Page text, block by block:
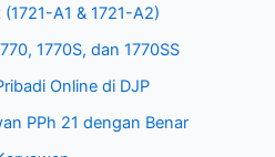
A1 & 1721-A2)
1770S, dan 1770SS
Online di DJP
PPh 21 dengan Benar